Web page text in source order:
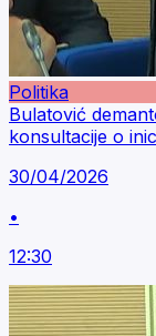
Politika
Bulatović
konsultacije o
30/04/2026
•
12:30